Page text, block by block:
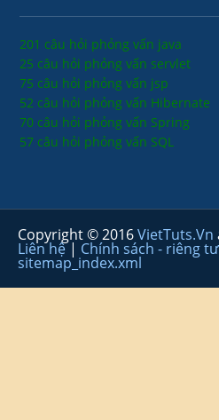
201 câu hỏi phỏng vấn java
25 câu hỏi phỏng vấn servlet
75 câu hỏi phỏng vấn jsp
52 câu hỏi phỏng vấn Hibernate
70 câu hỏi phỏng vấn Spring
57 câu hỏi phỏng vấn SQL
Copyright © 2016VietTuts.Vn
Liên hệ| Chính sách - riêng tư
sitemap_index.xml